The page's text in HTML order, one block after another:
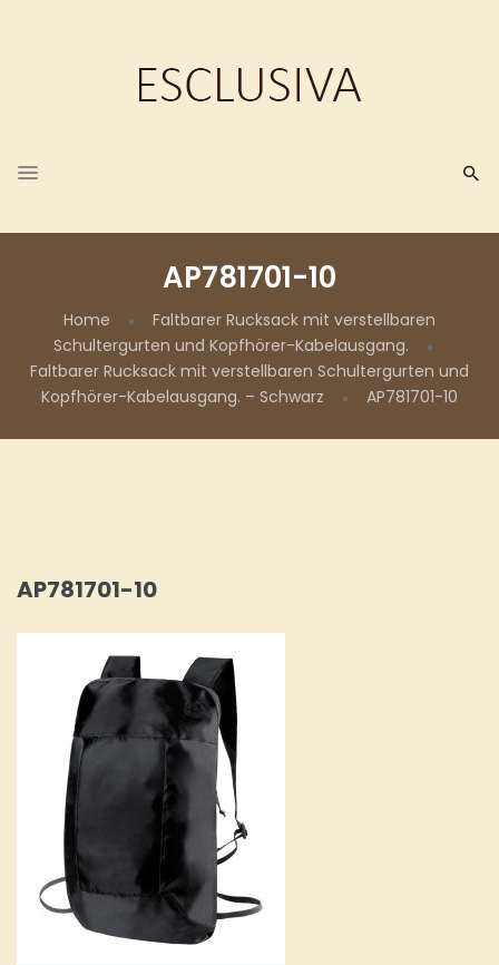
AP781701-10
Home
Faltbarer Rucksack mit verstellbaren
Schultergurten und Kopfhörer-Kabelausgang.
Faltbarer Rucksack mit verstellbaren Schultergurten und
Kopfhörer-Kabelausgang. – Schwarz
AP781701-10
AP781701-10